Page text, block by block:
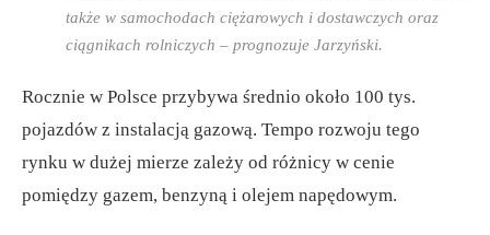
także w samochodach ciężarowych i dostawczych oraz
ciągnikach rolniczych – prognozuje Jarzyński.
Rocznie w Polsce przybywa średnio około 100 tys.
pojazdów z instalacją gazową. Tempo rozwoju tego
rynku w dużej mierze zależy od różnicy w cenie
pomiędzy gazem, benzyną i olejem napędowym.